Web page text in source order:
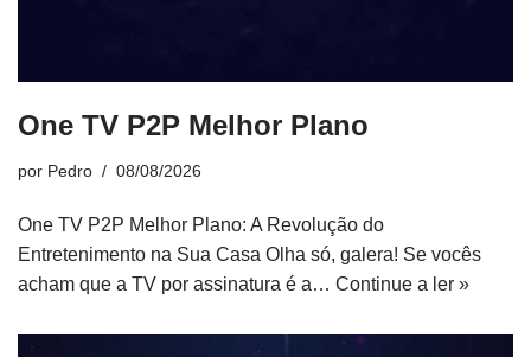
One TV P2P Melhor Plano
por Pedro 08/08/2026
One TV P2P Melhor Plano: A Revolução do
Entretenimento na Sua Casa Olha só, galera! Se vocês
acham que a TV por assinatura é a… Continue a ler »